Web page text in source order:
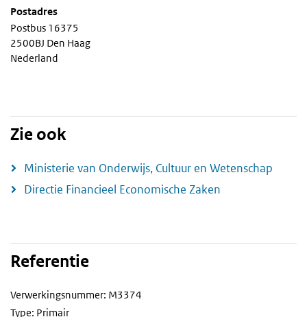
Postadres
Postbus 16375
2500BJ Den Haag
Nederland
Zie ook
Ministerie van Onderwijs, Cultuur en Wetenschap
Directie Financieel Economische Zaken
Referentie
Verwerkingsnummer: M3374
Type: Primair